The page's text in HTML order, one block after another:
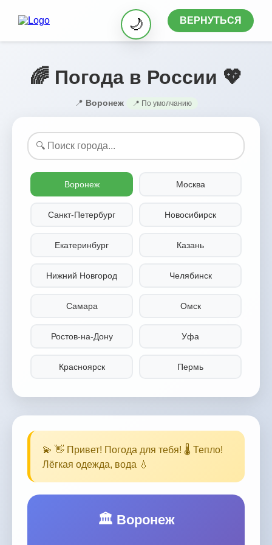
🌙 ВЕРНУТЬСЯ
🌈 Погода в России 💖
📍 Воронеж 📍 По умолчанию
Воронеж Москва
Санкт-Петербург Новосибирск
Екатеринбург Казань
Нижний Новгород Челябинск
Самара Омск
Ростов-на-Дону Уфа
Красноярск Пермь
Волгоград Владивосток
Тюмень Махачкала
Оренбург Кемерово
💫 👋 Привет! Погода для тебя! 🌡️ Тепло!
Лёгкая одежда, вода 💧
🏛️ Воронеж